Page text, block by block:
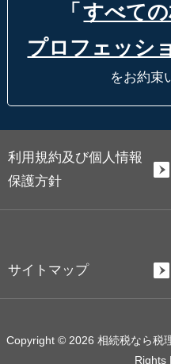
「 すべて
プロフェッシ
をお約束
利用規約及び個人情報
保護方針
サイトマップ
Copyright © 2026 相続税なら税
Rights